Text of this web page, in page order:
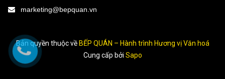
marketing@bepquan.vn
Bản quyền thuộc về BẾP QUÁN – Hành trình Hương vị Văn hoá
Cung cấp bởi Sapo